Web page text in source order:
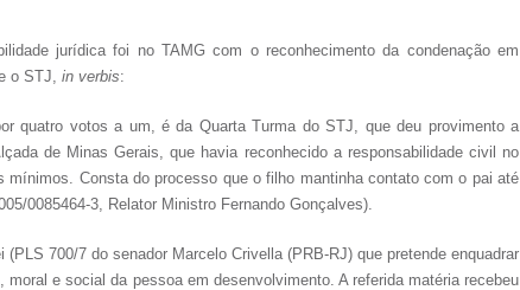
jurídica foi no TAMG com o reconhecimento da condenação em
o STJ, in verbis:
quatro votos a um, é da Quarta Turma do STJ, que deu provimento a
de Minas Gerais, que havia reconhecido a responsabilidade civil no
Consta do processo que o filho mantinha contato com o pai até
0085464-3, Relator Ministro Fernando Gonçalves).
700/7 do senador Marcelo Crivella (PRB-RJ) que pretende enquadrar
e social da pessoa em desenvolvimento. A referida matéria recebeu